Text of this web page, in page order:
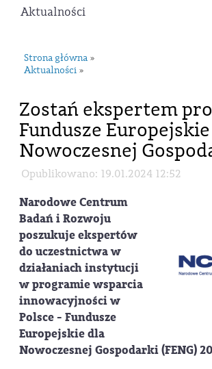
Aktualności
Strona główna »
Aktualności »
Zostań ekspertem
Fundusze
Nowoczesnej
Opublikowano: 19.01.2024 12:52
Narodowe Centrum
Badań i Rozwoju
poszukuje ekspertów
do uczestnictwa w
działaniach instytucji
w programie wsparcia
innowacyjności w
Polsce - Fundusze
Europejskie dla
Nowoczesnej Gospodarki (FENG)